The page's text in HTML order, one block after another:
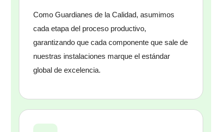
Como Guardianes de la Calidad, asumimos
cada etapa del proceso productivo,
garantizando que cada componente que sale de
nuestras instalaciones marque el estándar
global de excelencia.